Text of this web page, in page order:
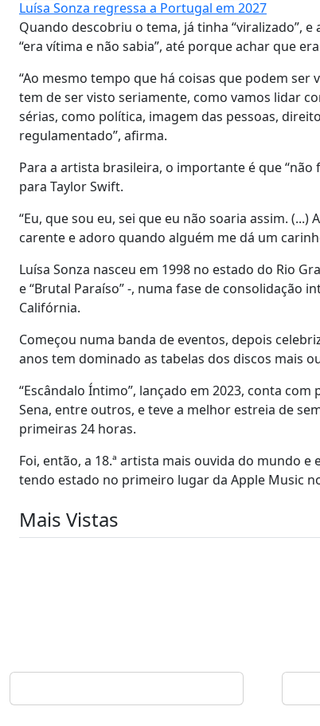
Luísa Sonza regressa a Portugal em 2027
Quando descobriu o tema, já tinha “viralizado”,
“era vítima e não sabia”, até porque achar que
“Ao mesmo tempo que há coisas que podem
tem de ser visto seriamente, como vamos lidar
sérias, como política, imagem das pessoas,
regulamentado”, afirma.
Para a artista brasileira, o importante é que
para Taylor Swift.
“Eu, que sou eu, sei que eu não soaria assim.
carente e adoro quando alguém me dá um
Luísa Sonza nasceu em 1998 no estado do Rio
e “Brutal Paraíso” -, numa fase de consolidação
Califórnia.
Começou numa banda de eventos, depois
anos tem dominado as tabelas dos discos mais
“Escândalo Íntimo”, lançado em 2023, conta
Sena, entre outros, e teve a melhor estreia de
primeiras 24 horas.
Foi, então, a 18.ª artista mais ouvida do mundo
tendo estado no primeiro lugar da Apple Music
Mais Vistas